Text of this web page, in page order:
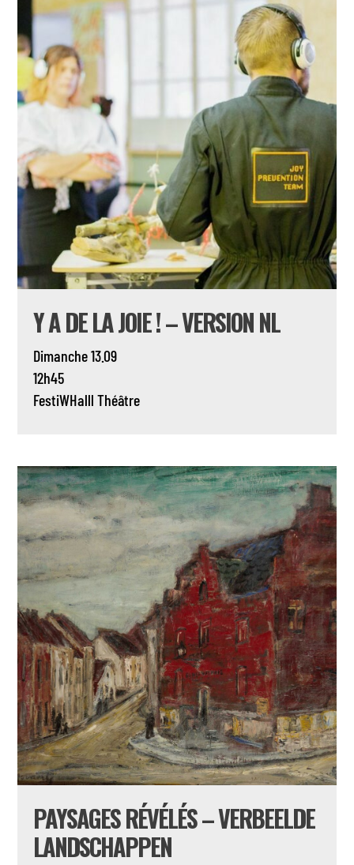
Y A DE LA JOIE ! – VERSION NL
Dimanche 13.09
12h45
FestiWHalll Théâtre
PAYSAGES RÉVÉLÉS – VERBEELDE
LANDSCHAPPEN